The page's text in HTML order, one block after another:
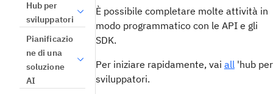
Hub per
sviluppatori
Pianificazio
ne di una
soluzione
AI
È possibile completare molte attività in
modo programmatico con le API e gli
SDK.
Per iniziare rapidamente, vai all'hub per
sviluppatori.